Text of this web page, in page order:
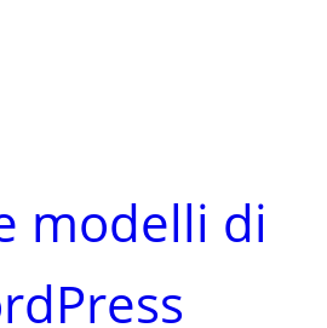
modelli di